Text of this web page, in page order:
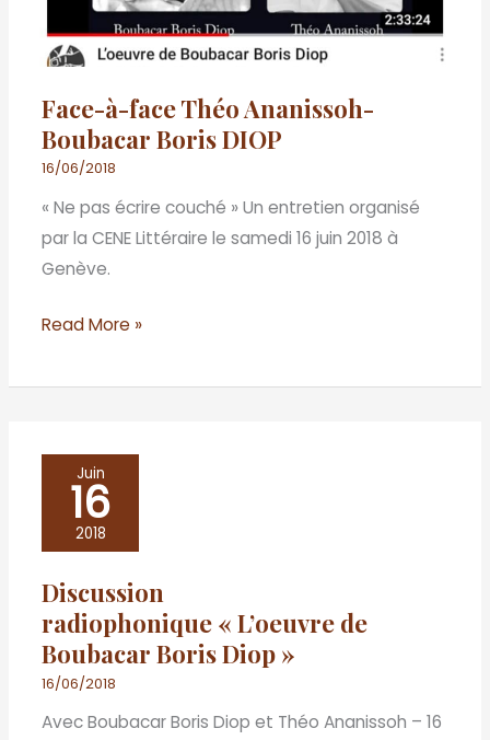
Face-à-face Théo Ananissoh-
Boubacar Boris DIOP
16/06/2018
« Ne pas écrire couché » Un entretien organisé
par la CENE Littéraire le samedi 16 juin 2018 à
Genève.
DIOP
Read More »
Juin
16
2018
Discussion
radiophonique « L’oeuvre de
Boubacar Boris Diop »
16/06/2018
Avec Boubacar Boris Diop et Théo Ananissoh – 16
Discussion
radiophonique « L’oeuvre
Boris
Diop »